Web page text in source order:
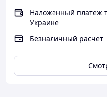
Наложенный платеж
Украине
Безналичный расчет